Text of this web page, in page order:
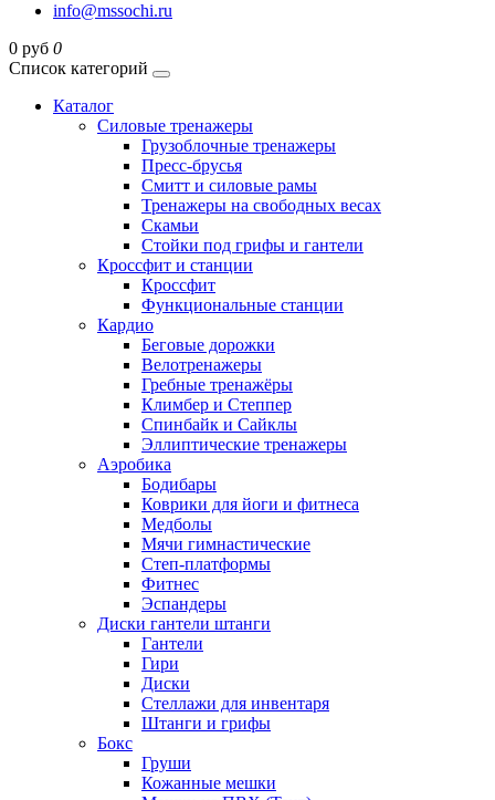
info@mssochi.ru
0 руб 0
Список категорий
Каталог
Силовые тренажеры
Грузоблочные тренажеры
Пресс-брусья
Смитт и силовые рамы
Тренажеры на свободных весах
Скамьи
Стойки под грифы и гантели
Кроссфит и станции
Кроссфит
Функциональные станции
Кардио
Беговые дорожки
Велотренажеры
Гребные тренажёры
Климбер и Степпер
Спинбайк и Сайклы
Эллиптические тренажеры
Аэробика
Бодибары
Коврики для йоги и фитнеса
Медболы
Мячи гимнастические
Степ-платформы
Фитнес
Эспандеры
Диски гантели штанги
Гантели
Гири
Диски
Стеллажи для инвентаря
Штанги и грифы
Бокс
Груши
Кожанные мешки